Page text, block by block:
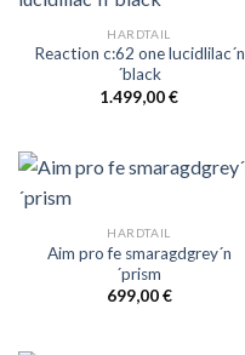
HARDTAIL
Reaction c:62 one lucidlilac´n
´black
1.499,00€
HARDTAIL
Aim pro fe smaragdgrey´n
´prism
699,00€